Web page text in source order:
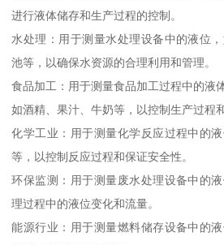
进行液体储存和生产过程的控制。
水处理：用于测量水处理设备中的液位
池等，以确保水资源的合理利用和管理。
食品加工：用于测量食品加工过程中的液
如酒精、果汁、牛奶等，以控制生产过程
化学工业：用于测量化学反应过程中的
等，以控制反应过程和保证安全性。
环保监测：用于测量废水处理设备中的
理过程中的液位变化和流量。
能源行业：用于测量燃料储存设备中的